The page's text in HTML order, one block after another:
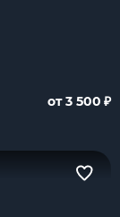
от 3 500 ₽